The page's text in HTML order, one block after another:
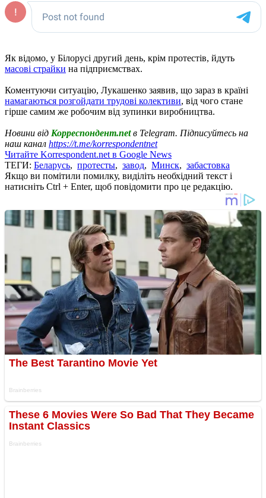
Як відомо, у Білорусі другий день, крім протестів, йдуть
масові страйки на підприємствах.
Коментуючи ситуацію, Лукашенко заявив, що зараз в країні
намагаються розгойдати трудові колективи, від чого стане
гірше самим же робочим від зупинки виробництва.
Новини від Корреспондент.netв Telegram. Підписуйтесь на
наш канал https://t.me/korrespondentnet
Читайте Korrespondent.net в Google News
ТЕГИ: Беларусь, протесты, завод, Минск, забастовка
Якщо ви помітили помилку, виділіть необхідний текст і
натисніть Ctrl + Enter, щоб повідомити про це редакцію.